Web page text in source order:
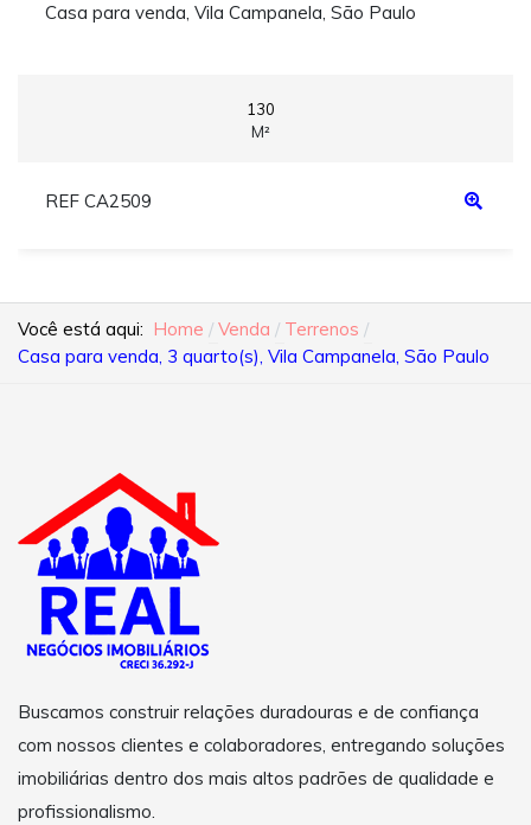
Casa para venda, Vila Campanela, São Paulo
130
M²
REF CA2509
Você está aqui: Home Venda
Terrenos
Casa para venda, 3 quarto(s), Vila Campanela, São Paulo
Buscamos construir relações duradouras e de confiança
com nossos clientes e colaboradores, entregando soluções
imobiliárias dentro dos mais altos padrões de qualidade e
profissionalismo.